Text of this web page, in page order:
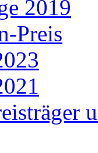
2019
Preis